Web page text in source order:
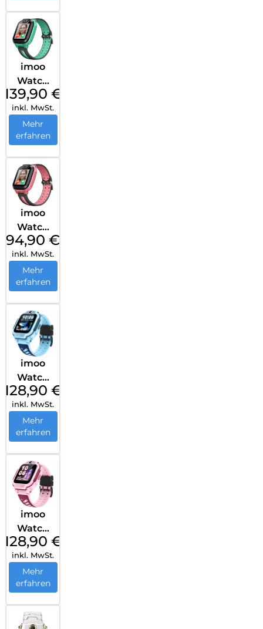
imoo
Watch
Phone
Z1 Grün
139,90 €
inkl. MwSt.
Mehr
erfahren
imoo
Watch
Phone
Z1 Rosa
94,90 €
inkl. MwSt.
Mehr
erfahren
imoo
Watch
Phone
Z3 Blau
128,90 €
inkl. MwSt.
Mehr
erfahren
imoo
Watch
Phone
Z3 Rosa
128,90 €
inkl. MwSt.
Mehr
erfahren